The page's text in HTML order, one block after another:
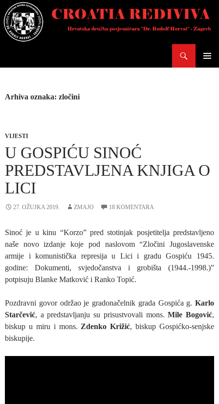
Skoči
do
sadržaja
Arhiva oznaka: zločini
VIJESTI
U GOSPIĆU SINOĆ
PREDSTAVLJENA KNJIGA O
LICI
27. OŽUJKA 2019. ZMAJO 18 KOMENTARA
Sinoć je u kinu “Korzo” pred stotinjak posjetitelja predstavljeno
naše novo izdanje koje pod naslovom “Zločini Jugoslavenske
armije i komunistička represija u Lici i gradu Gospiću 1945.
godine: Dokumenti, svjedočanstva i grobišta (1944.-1998.)”
potpisuju Blanke Matković i Ranko Topić.
Pozdravni govor održao je gradonačelnik grada Gospića g. Karlo
Starčević, a predstavljanju su prisustvovali mons.Mile Bogović,
biskup u miru i mons. Zdenko Križić, biskup Gospićko-senjske
biskupije.